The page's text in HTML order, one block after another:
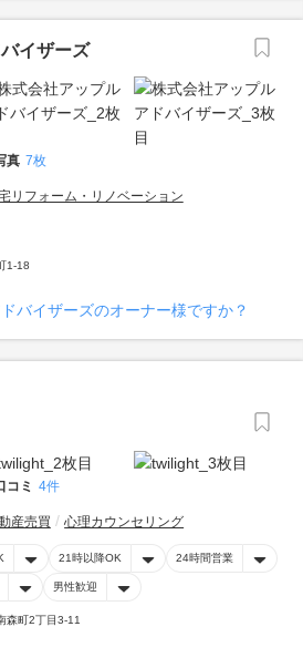
イザーズ
真 7枚
リフォーム・リノベーション
1-18
バイザーズのオーナー様ですか？
コミ 4件
産売買 心理カウンセリング
21時以降OK 24時間営業
男性歓迎
森町2丁目3-11